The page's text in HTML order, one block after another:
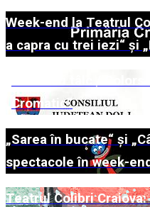
Week-end la Teatrul
a capra cu trei iezi“ și
„Cromatic“
„Sarea în bucate“ și
spectacole în week-
Teatrul Colibri